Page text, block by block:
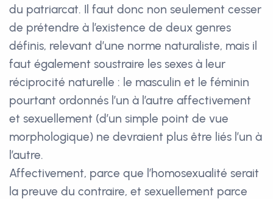
du patriarcat. Il faut donc non seulement cesser
de prétendre à l’existence de deux genres
définis, relevant d’une norme naturaliste, mais il
faut également soustraire les sexes à leur
réciprocité naturelle : le masculin et le féminin
pourtant ordonnés l’un à l’autre affectivement
et sexuellement (d’un simple point de vue
morphologique) ne devraient plus être liés l’un à
l’autre.
Affectivement, parce que l’homosexualité serait
la preuve du contraire, et sexuellement parce